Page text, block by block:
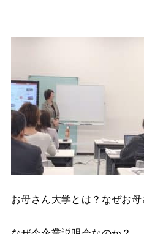
お母さん大学とは？なぜお